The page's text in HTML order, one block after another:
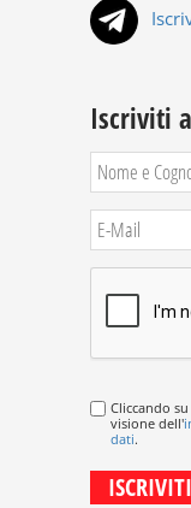
Iscriviti
Cliccando
visione dell'
dati.